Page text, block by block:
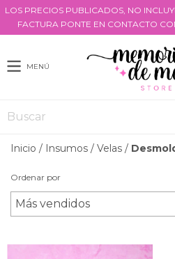
LOS PRECIOS PUBLICADOS, NO
FACTURA PONTE EN CONTACTO
MENÚ
Inicio / Insumos / Velas /
Ordenar por